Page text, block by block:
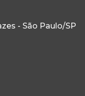
- São Paulo/SP